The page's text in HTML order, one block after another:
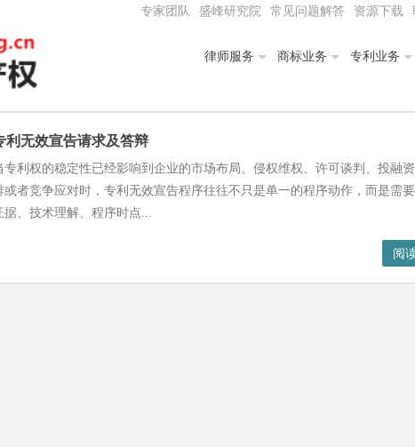
专家团队 盛峰研究院 常见问题解答 资源下载
律师服务 商标业务 专利业务
利无效宣告请求及答辩
专利权的稳定性已经影响到企业的市场布局、侵权维权、许可谈判、投融
或者竞争应对时，专利无效宣告程序往往不只是单一的程序动作，而是需
据、技术理解、程序时点...
阅